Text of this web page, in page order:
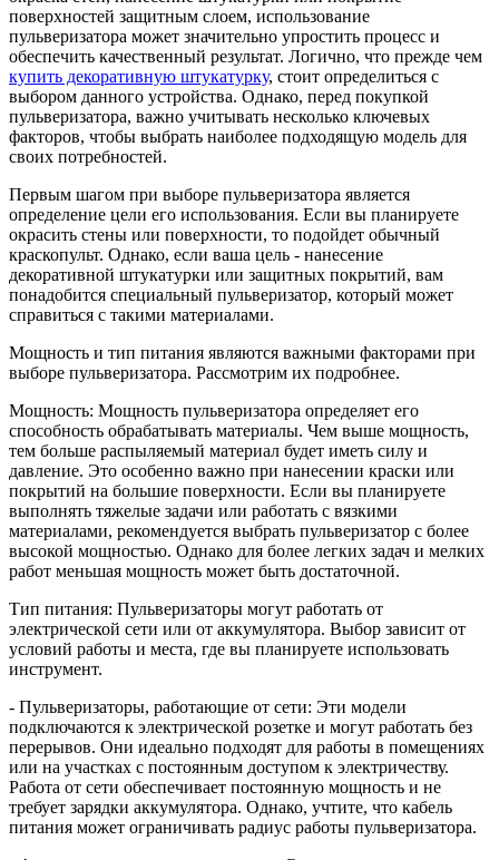
поверхностей защитным слоем, использование
пульверизатора может значительно упростить процесс и
обеспечить качественный результат. Логично, что прежде чем
купить декоративную штукатурку, стоит определиться с
выбором данного устройства. Однако, перед покупкой
пульверизатора, важно учитывать несколько ключевых
факторов, чтобы выбрать наиболее подходящую модель для
своих потребностей.
Первым шагом при выборе пульверизатора является
определение цели его использования. Если вы планируете
окрасить стены или поверхности, то подойдет обычный
краскопульт. Однако, если ваша цель - нанесение
декоративной штукатурки или защитных покрытий, вам
понадобится специальный пульверизатор, который может
справиться с такими материалами.
Мощность и тип питания являются важными факторами при
выборе пульверизатора. Рассмотрим их подробнее.
Мощность: Мощность пульверизатора определяет его
способность обрабатывать материалы. Чем выше мощность,
тем больше распыляемый материал будет иметь силу и
давление. Это особенно важно при нанесении краски или
покрытий на большие поверхности. Если вы планируете
выполнять тяжелые задачи или работать с вязкими
материалами, рекомендуется выбрать пульверизатор с более
высокой мощностью. Однако для более легких задач и мелких
работ меньшая мощность может быть достаточной.
Тип питания: Пульверизаторы могут работать от
электрической сети или от аккумулятора. Выбор зависит от
условий работы и места, где вы планируете использовать
инструмент.
- Пульверизаторы, работающие от сети: Эти модели
подключаются к электрической розетке и могут работать без
перерывов. Они идеально подходят для работы в помещениях
или на участках с постоянным доступом к электричеству.
Работа от сети обеспечивает постоянную мощность и не
требует зарядки аккумулятора. Однако, учтите, что кабель
питания может ограничивать радиус работы пульверизатора.